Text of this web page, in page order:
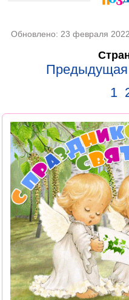
Обновлено: 23 февраля 2022
Предыдущая
1